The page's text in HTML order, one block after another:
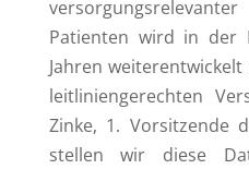
Patienten wird in der
Jahren
leitliniengerechten
Zinke, 1. Vorsitzende
stellen wir diese